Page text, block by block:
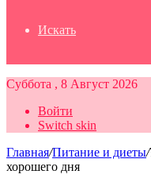
Искать
Суббота , 8 Август 2026
Войти
Switch skin
Главная/Питание и диеты/
хорошего дня